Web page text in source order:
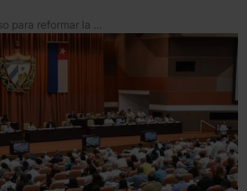
Cuba inicia el proceso para reformar la Constitución y formalizar la apertura de la isla manteniendo la “naturaleza irrevocable del socialismo”